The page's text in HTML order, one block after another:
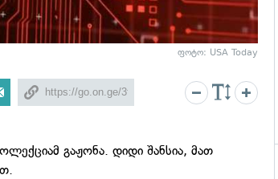
ფოტო: USA Today
გაჟონა. დიდი შანსია, მათ